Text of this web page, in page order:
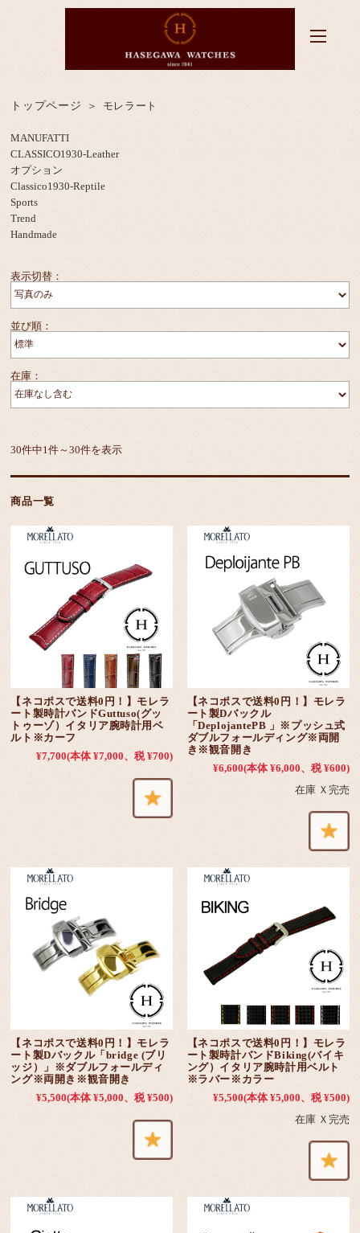
トップページ モレラート
MANUFATTI
CLASSICO1930-Leather
オプション
Classico1930-Reptile
Sports
Trend
Handmade
表示切替：
並び順：
在庫：
30件中1件～30件を表示
商品一覧
【ネコポスで送料0円！】モレラ
ート製時計バンドGuttuso(グッ
トゥーゾ）イタリア腕時計用ベ
ルト※カーフ
¥7,700(本体 ¥7,000、税 ¥700)
【ネコポスで送料0円！】モレラ
ート製Dバックル
「DeplojantePB 」※プッシュ式
ダブルフォールディング※両開
き※観音開き
¥6,600(本体 ¥6,000、税 ¥600)
在庫 Ｘ完売
【ネコポスで送料0円！】モレラ
ート製Dバックル「bridge (ブリ
ッジ）」※ダブルフォールディ
ング※両開き※観音開き
¥5,500(本体 ¥5,000、税 ¥500)
【ネコポスで送料0円！】モレラ
ート製時計バンドBiking(バイキ
ング）イタリア腕時計用ベルト
※ラバー※カラー
¥5,500(本体 ¥5,000、税 ¥500)
在庫 Ｘ完売